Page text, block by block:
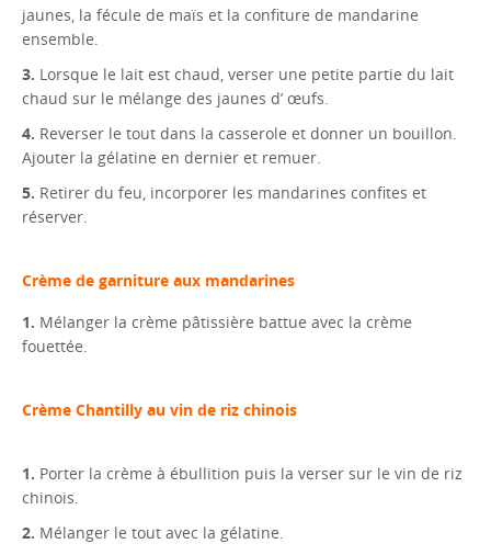
jaunes, la fécule de maïs et la confiture de mandarine
ensemble.
Lorsque le lait est chaud, verser une petite partie du lait
chaud sur le mélange des jaunes d’ œufs.
Reverser le tout dans la casserole et donner un bouillon.
Ajouter la gélatine en dernier et remuer.
Retirer du feu, incorporer les mandarines confites et
réserver.
Crème de garniture aux mandarines
Mélanger la crème pâtissière battue avec la crème
fouettée.
Crème Chantilly au vin de riz chinois
Porter la crème à ébullition puis la verser sur le vin de riz
chinois.
Mélanger le tout avec la gélatine.